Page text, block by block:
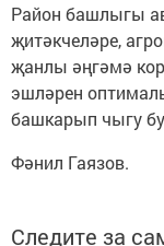
Район башлыгы
җитәкчеләре,
җанлы әңгәмә
эшләрен
башкарып чыгу
Фәнил Гаязов.
Следите за